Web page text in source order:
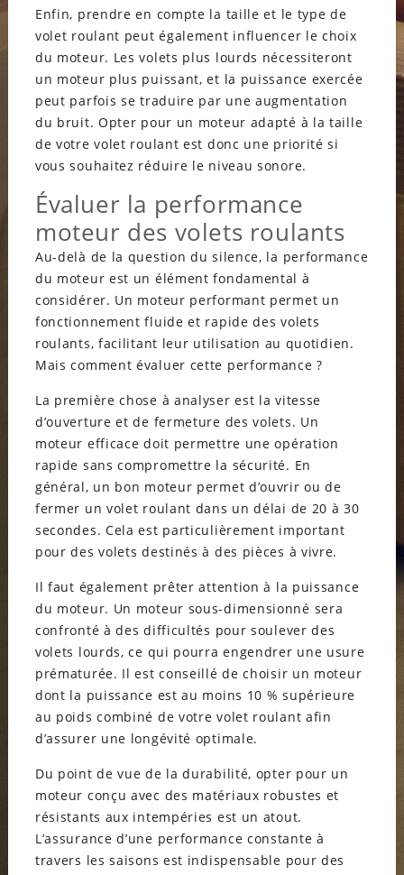
Enfin, prendre en compte la taille et le type de
volet roulant peut également influencer le choix
du moteur. Les volets plus lourds nécessiteront
un moteur plus puissant, et la puissance exercée
peut parfois se traduire par une augmentation
du bruit. Opter pour un moteur adapté à la taille
de votre volet roulant est donc une priorité si
vous souhaitez réduire le niveau sonore.
Évaluer la performance
moteur des volets roulants
Au-delà de la question du silence, la performance
du moteur est un élément fondamental à
considérer. Un moteur performant permet un
fonctionnement fluide et rapide des volets
roulants, facilitant leur utilisation au quotidien.
Mais comment évaluer cette performance ?
La première chose à analyser est la vitesse
d’ouverture et de fermeture des volets. Un
moteur efficace doit permettre une opération
rapide sans compromettre la sécurité. En
général, un bon moteur permet d’ouvrir ou de
fermer un volet roulant dans un délai de 20 à 30
secondes. Cela est particulièrement important
pour des volets destinés à des pièces à vivre.
Il faut également prêter attention à la puissance
du moteur. Un moteur sous-dimensionné sera
confronté à des difficultés pour soulever des
volets lourds, ce qui pourra engendrer une usure
prématurée. Il est conseillé de choisir un moteur
dont la puissance est au moins 10 % supérieure
au poids combiné de votre volet roulant afin
d’assurer une longévité optimale.
Du point de vue de la durabilité, opter pour un
moteur conçu avec des matériaux robustes et
résistants aux intempéries est un atout.
L’assurance d’une performance constante à
travers les saisons est indispensable pour des